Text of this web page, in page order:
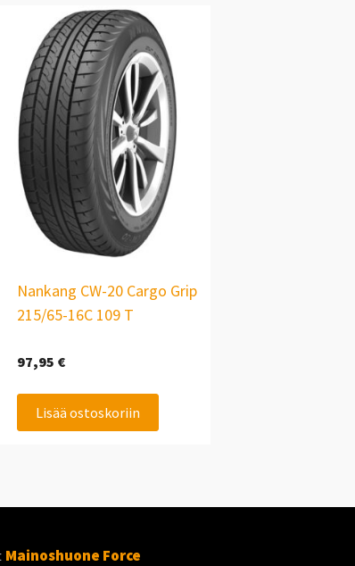
Nankang CW-20 Cargo Grip
215/65-16C 109 T
97,95 €
Lisää ostoskoriin
Mainoshuone Force